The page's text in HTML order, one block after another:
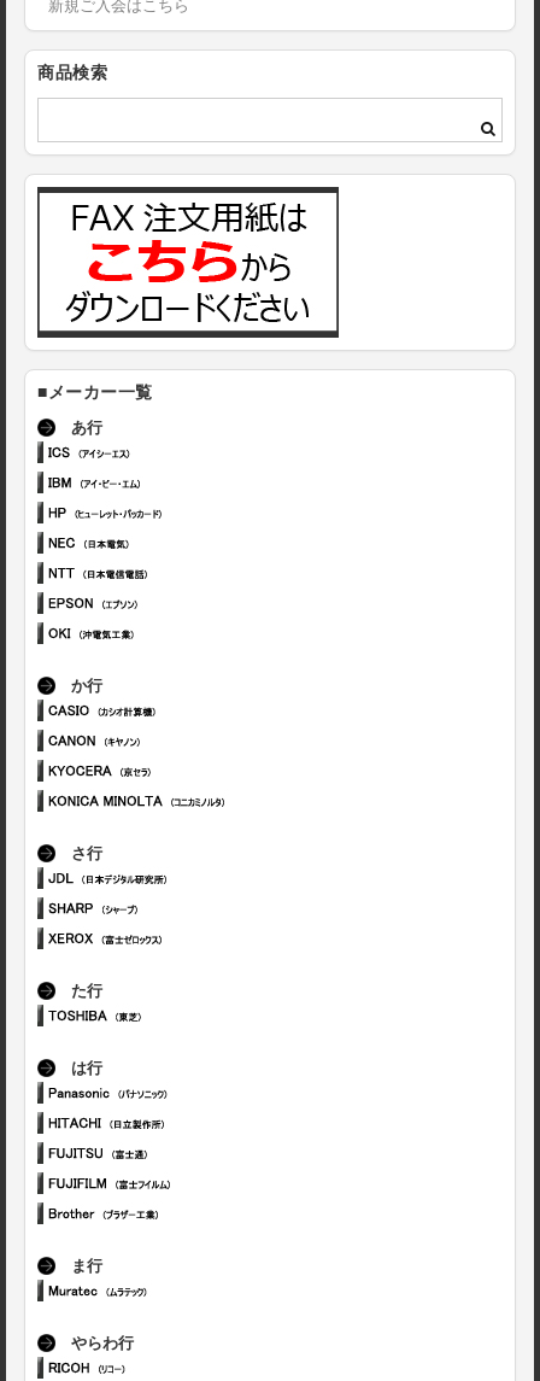
新規ご入会はこちら
商品検索
■メーカー一覧
あ行
か行
さ行
た行
は行
ま行
やらわ行